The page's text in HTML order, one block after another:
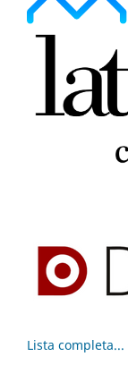
Lista completa...